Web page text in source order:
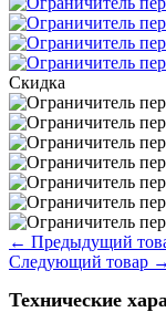
Скидка
← Предыдущий
Следующий товар →
Технические